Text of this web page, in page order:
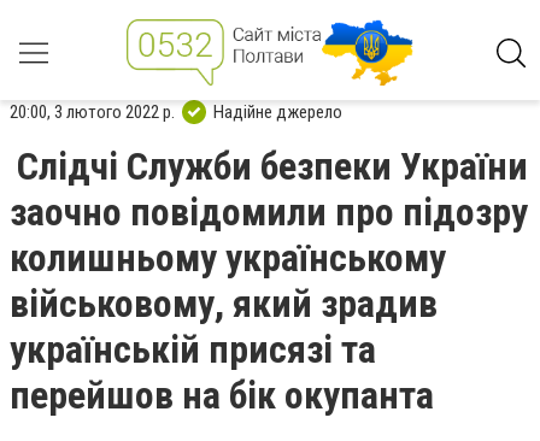
20:00, 3 лютого 2022 р. Надійне джерело
Слідчі Служби безпеки України
заочно повідомили про підозру
колишньому українському
військовому, який зрадив
українській присязі та
перейшов на бік окупанта